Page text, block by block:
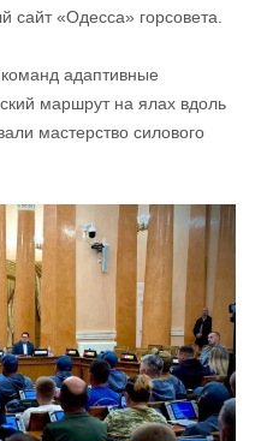
сайт «Одесса» горсовета.
адаптивные
маршрут на ялах вдоль
мастерство силового